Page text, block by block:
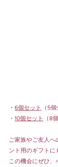
・ 6個セット
（5
・ 10個セット （8
ご家族やご友人へ
ント用のギフトに
この機会にぜひ、